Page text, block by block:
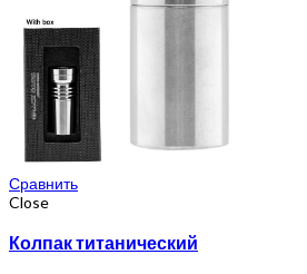
Сравнить
Close
Колпак титанический